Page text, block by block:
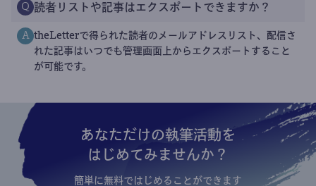
Q 読者リストや記事はエクスポートできますか？
A theLetterで得られた読者のメールアドレスリスト、配信さ
れた記事はいつでも管理画面上からエクスポートすること
が可能です。
あなただけの執筆活動を
はじめてみませんか？
簡単に無料ではじめることができます